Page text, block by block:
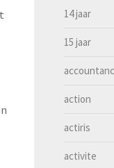
14 jaar
15 jaar
action
actiris
activite